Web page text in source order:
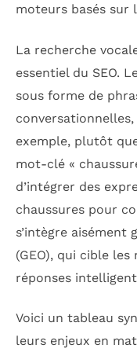
moteurs basés sur
La recherche
essentiel du SEO.
sous forme de
exemple, plutôt
mot-clé «
d’intégrer des
chaussures pour
s’intègre aisément
(GEO), qui cible
réponses
Voici un tableau
leurs enjeux en